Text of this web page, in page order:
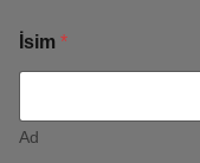
İsim *
Ad